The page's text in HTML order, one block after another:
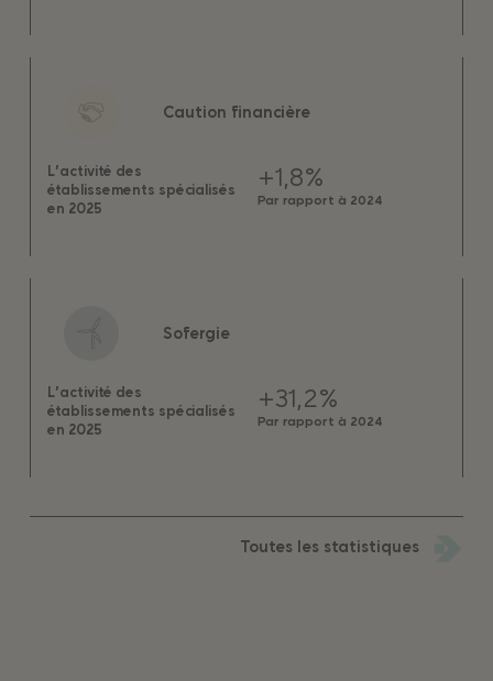
Caution financière
L’activité des
établissements spécialisés
en 2025
+1,8%
Par rapport à 2024
Sofergie
L’activité des
établissements spécialisés
en 2025
+31,2%
Par rapport à 2024
Toutes les statistiques